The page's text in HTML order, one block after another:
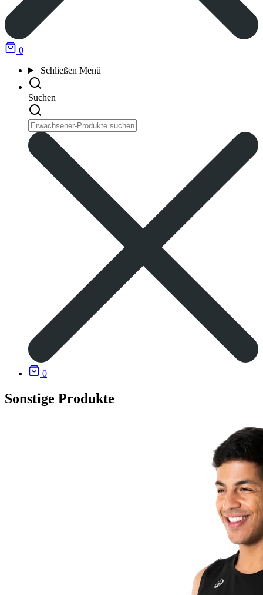
0
Schließen Menü
Suchen
0
Sonstige Produkte